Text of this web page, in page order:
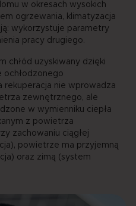
w okresach wysokich
ogrzewania, klimatyzacja
wykorzystuje parametry
pracy drugiego.
chłód uzyskiwany dzięki
ochłodzonego
nie wprowadza
zewnętrznego, ale
w wymienniku ciepła
z powietrza
zachowaniu ciągłej
powietrze ma przyjemną
oraz zimą (system